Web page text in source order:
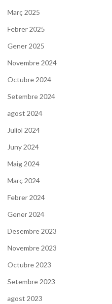
Març 2025
Febrer 2025
Gener 2025
Novembre 2024
Octubre 2024
Setembre 2024
agost 2024
Juliol 2024
Juny 2024
Maig 2024
Març 2024
Febrer 2024
Gener 2024
Desembre 2023
Novembre 2023
Octubre 2023
Setembre 2023
agost 2023